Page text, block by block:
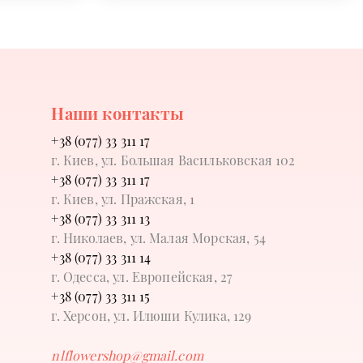
Наши контакты
+38 (077) 33 311 17
г. Киев, ул. Большая Васильковская 102
+38 (077) 33 311 17
г. Киев, ул. Пражская, 1
+38 (077) 33 311 13
г. Николаев, ул. Малая Морская, 54
+38 (077) 33 311 14
г. Одесса, ул. Европейская, 27
+38 (077) 33 311 15
г. Херсон, ул. Илюши Кулика, 129
nlflowershop@gmail.com